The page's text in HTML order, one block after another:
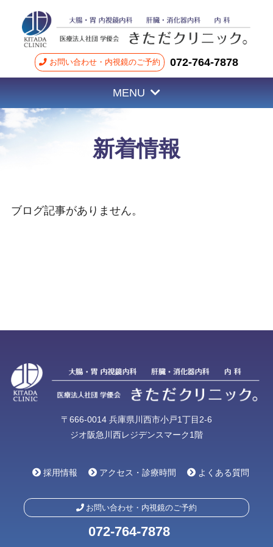
お問い合わせ・内視鏡のご予約 072-764-7878
MENU
新着情報
ブログ記事がありません。
〒666-0014 兵庫県川西市小戸1丁目2-6
ジオ阪急川西レジデンスマーク1階
採用情報 アクセス・診療時間 よくある質問
お問い合わせ・内視鏡のご予約
072-764-7878